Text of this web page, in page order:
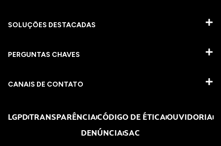
SOLUÇÕES DESTACADAS
PERGUNTAS CHAVES​
CANAIS DE CONTATO
LGPDTRANSPARÊNCIACÓDIGO DE ÉTICAOUVIDORIA
DENÚNCIASAC